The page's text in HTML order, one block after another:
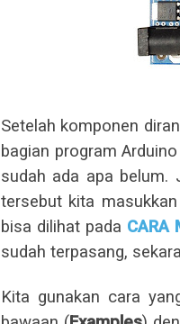
Setelah komponen
bagian program
sudah ada apa belum.
tersebut kita
bisa dilihat pada CARA
sudah terpasang,
Kita gunakan cara